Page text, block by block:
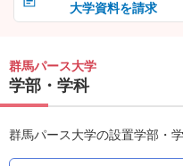
大学資料を請求
群馬パース大学
学部・学科
群馬パース大学の設置学部・